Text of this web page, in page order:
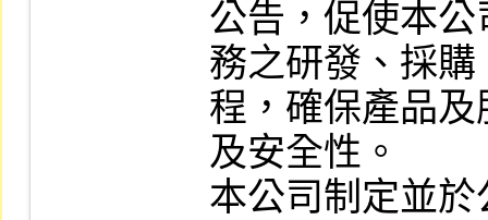
公告，促使本
務之研發、採
程，確保產品
及安全性。
本公司制定並